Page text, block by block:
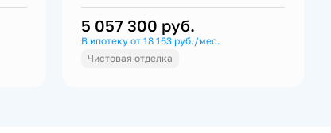
5 057 300 руб.
В ипотеку от 18 163 руб./мес.
Чистовая отделка